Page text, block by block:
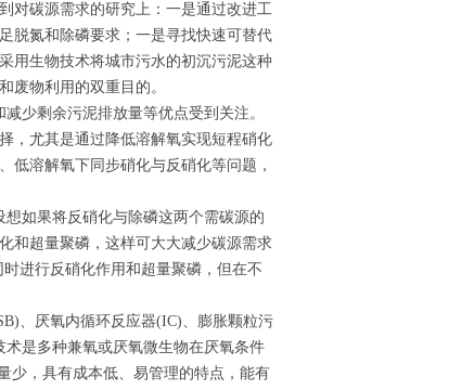
对碳源需求的研究上：一是通过改进工
脱氮和除磷要求；一是寻找快速可替代
用生物技术将城市污水的初沉污泥这种
废物利用的双重目的。
少剩余污泥排放量等优点受到关注。
，尤其是通过降低溶解氧实现短程硝化
低溶解氧下同步硝化与反硝化等问题，
如果将反硝化与除磷这两个需碳源的
和超量聚磷，这样可大大减少碳源需求
进行反硝化作用和超量聚磷，但在不
、厌氧内循环反应器(IC)、膨胀颗粒污
是多种兼氧或厌氧微生物在厌氧条件
少，具有成本低、易管理的特点，能有